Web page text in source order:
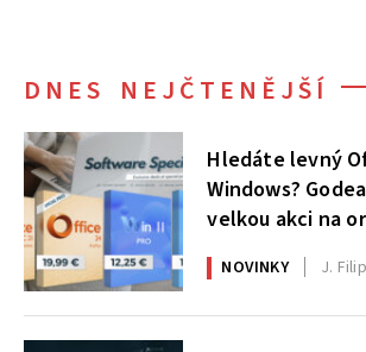
DNES NEJČTENĚJŠÍ
Hledáte levný
Windows?
velkou akci na
NOVINKY J. Filip